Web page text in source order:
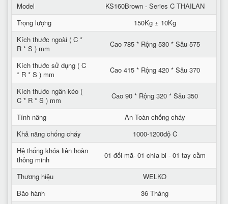
Model
KS160Brown - Series C THAILAN
Trọng lượng
150Kg ± 10Kg
Kích thước ngoài ( C *
R * S ) mm
Cao 785 * Rộng 530 * Sâu 575
Kích thước sử dụng ( C
* R * S ) mm
Cao 415 * Rộng 420 * Sâu 370
Kích thước ngăn kéo (
C * R * S ) mm
Cao 90 * Rộng 320 * Sâu 350
Tính năng
An Toàn chống cháy
Khả năng chống cháy
1000-1200độ C
Hệ thống khóa liên hoàn
thông minh
01 đổi mã- 01 chìa bi - 01 tay cầm
Thương hiệu
WELKO
Bảo hành
36 Tháng